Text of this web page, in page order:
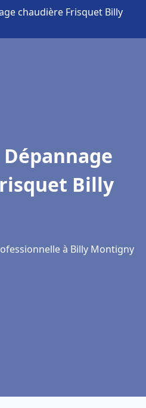
chaudière Frisquet Billy
Billy
à Billy Montigny